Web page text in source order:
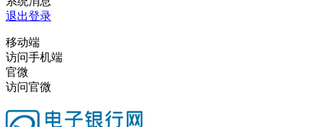
退出登录
移动端
访问手机端
官微
访问官微